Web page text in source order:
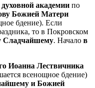
академии по
Божией Матери
бдение). Если
то в Покровском
Сладчайшему. Начало в
Иоанна Лествичника
всенощное бдение)
и Божией